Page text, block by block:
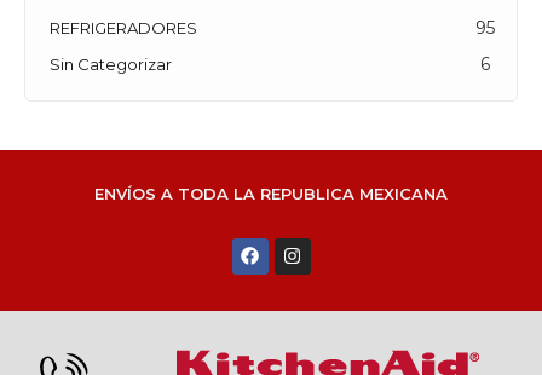
REFRIGERADORES 95
Sin Categorizar 6
ENVÍOS A TODA LA REPUBLICA MEXICANA